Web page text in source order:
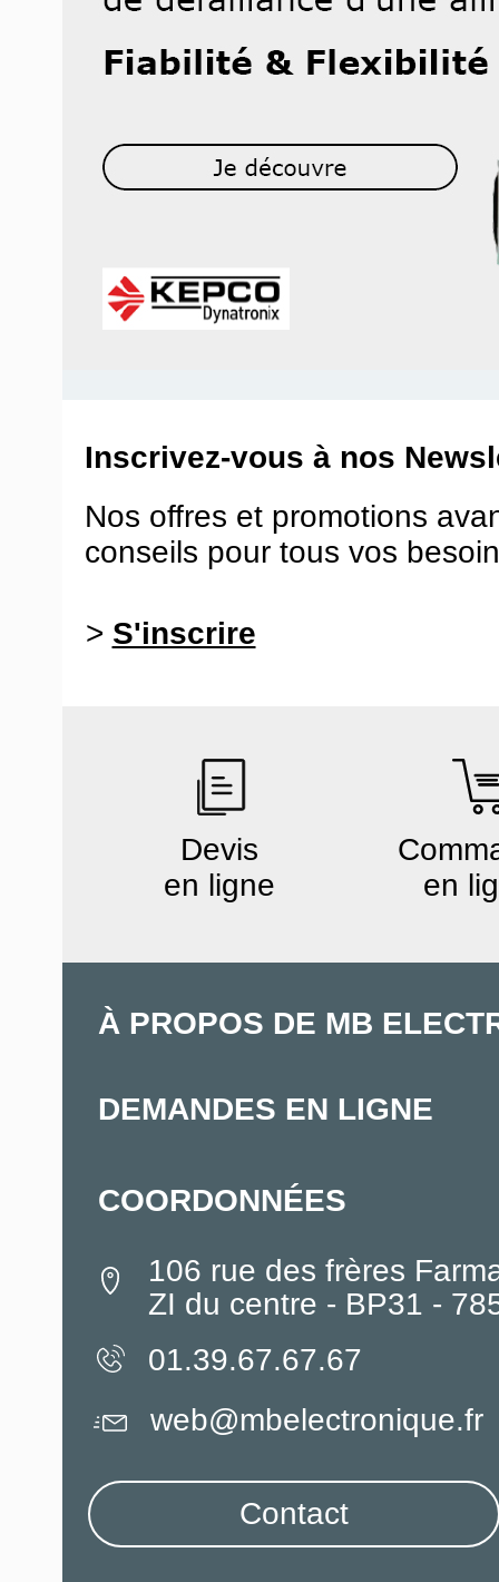
Inscrivez-vous à nos
Nos offres et promotions
conseils pour tous vos
> S'inscrire
Devis
en ligne
en
À PROPOS DE MB
DEMANDES EN LIGNE
COORDONNÉES
106 rue des frères
ZI du centre - BP31 -
01.39.67.67.67
web@mbelectronique.fr
Contact